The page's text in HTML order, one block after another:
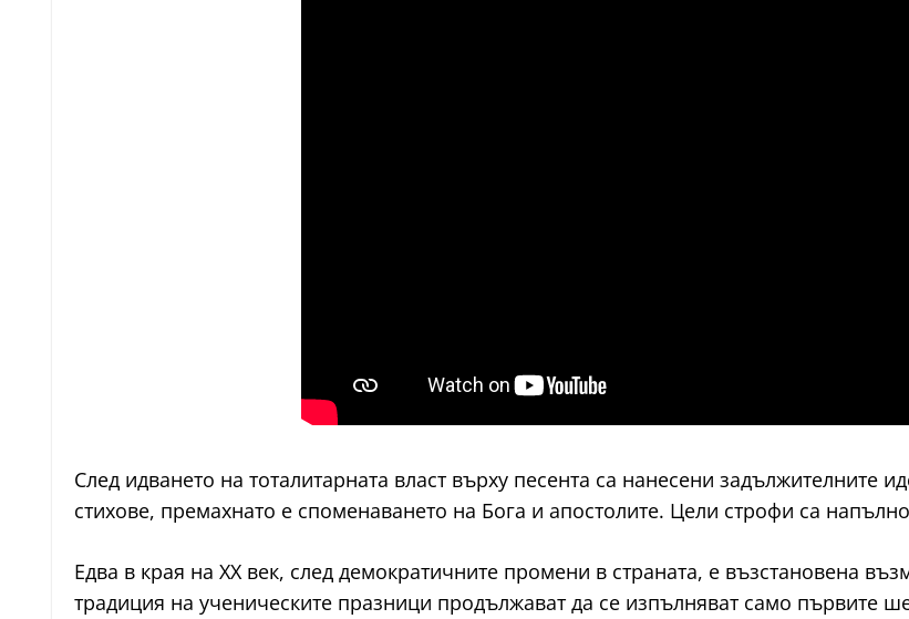
След идването на тоталитарната власт върху песента са нанесени задължителните
стихове, премахнато е споменаването на Бога и апостолите. Цели строфи са
Едва в края на XX век, след демократичните промени в страната, е възстановена
традиция на ученическите празници продължават да се изпълняват само първите